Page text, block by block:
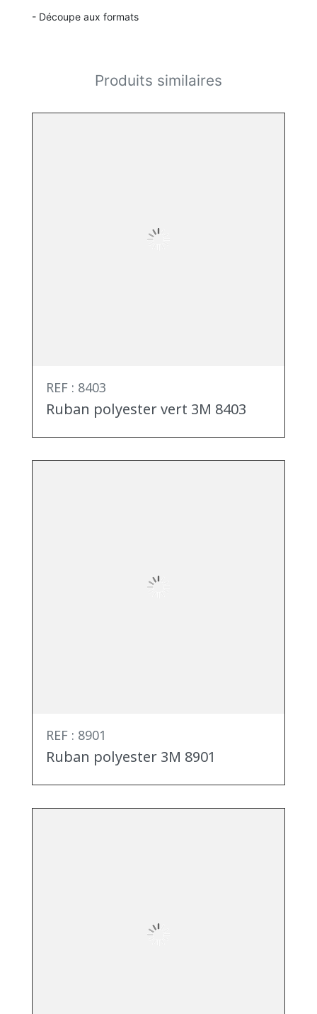
- Découpe aux formats
Produits similaires
REF : 8403
Ruban polyester vert 3M 8403
REF : 8901
Ruban polyester 3M 8901